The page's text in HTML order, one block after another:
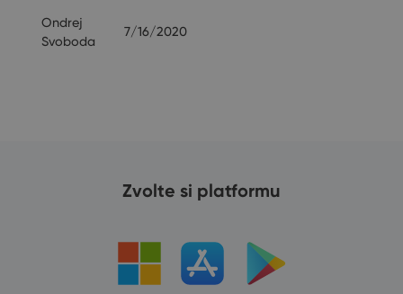
Ondrej
Svoboda
7/16/2020
Zvolte si platformu